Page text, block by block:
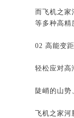
而飞机之家
等多种高精
02 高能变
轻松应对高
陡峭的山势
飞机之家